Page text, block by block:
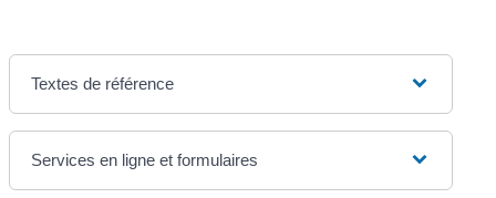
Textes de référence
Services en ligne et formulaires